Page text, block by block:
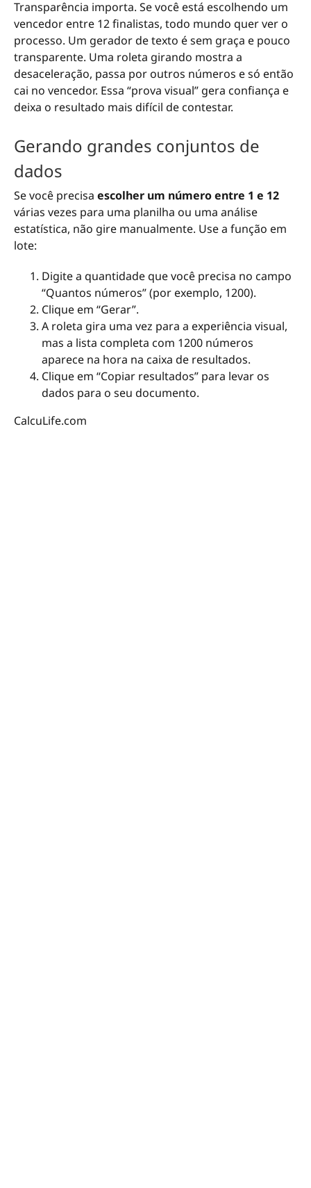
Transparência importa. Se você está escolhendo um
vencedor entre 12 finalistas, todo mundo quer ver o
processo. Um gerador de texto é sem graça e pouco
transparente. Uma roleta girando mostra a
desaceleração, passa por outros números e só então
cai no vencedor. Essa “prova visual” gera confiança e
deixa o resultado mais difícil de contestar.
Gerando grandes conjuntos de
dados
Se você precisa escolher um número entre 1 e 12
várias vezes para uma planilha ou uma análise
estatística, não gire manualmente. Use a função em
lote:
Digite a quantidade que você precisa no campo
“Quantos números” (por exemplo, 1200).
Clique em “Gerar”.
A roleta gira uma vez para a experiência visual,
mas a lista completa com 1200 números
aparece na hora na caixa de resultados.
Clique em “Copiar resultados” para levar os
dados para o seu documento.
CalcuLife.com